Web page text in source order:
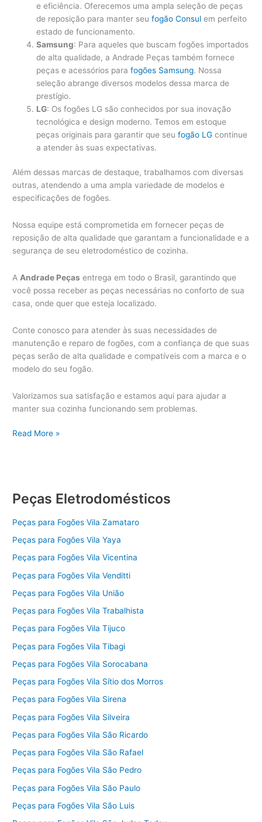
e eficiência. Oferecemos uma ampla seleção de peças
de reposição para manter seufogão Consul em perfeito
estado de funcionamento.
Samsung: Para aqueles que buscam fogões importados
de alta qualidade, a Andrade Peças também fornece
peças e acessórios parafogões Samsung. Nossa
seleção abrange diversos modelos dessa marca de
prestígio.
LG: Os fogões LG são conhecidos por sua inovação
tecnológica e design moderno. Temos em estoque
peças originais para garantir que seufogão LG continue
a atender às suas expectativas.
Além dessas marcas de destaque, trabalhamos com diversas
outras, atendendo a uma ampla variedade de modelos e
especificações de fogões.
Nossa equipe está comprometida em fornecer peças de
reposição de alta qualidade que garantam a funcionalidade e a
segurança de seu eletrodoméstico de cozinha.
A Andrade Peças entrega em todo o Brasil, garantindo que
você possa receber as peças necessárias no conforto de sua
casa, onde quer que esteja localizado.
Conte conosco para atender às suas necessidades de
manutenção e reparo de fogões, com a confiança de que suas
peças serão de alta qualidade e compatíveis com a marca e o
modelo do seu fogão.
Valorizamos sua satisfação e estamos aqui para ajudar a
manter sua cozinha funcionando sem problemas.
Peças
Read More »
Peças Eletrodomésticos
Peças para Fogões Vila Zamataro
Peças para Fogões Vila Yaya
Peças para Fogões Vila Vicentina
Peças para Fogões Vila Venditti
Peças para Fogões Vila União
Peças para Fogões Vila Trabalhista
Peças para Fogões Vila Tijuco
Peças para Fogões Vila Tibagi
Peças para Fogões Vila Sorocabana
Peças para Fogões Vila Sítio dos Morros
Peças para Fogões Vila Sirena
Peças para Fogões Vila Silveira
Peças para Fogões Vila São Ricardo
Peças para Fogões Vila São Rafael
Peças para Fogões Vila São Pedro
Peças para Fogões Vila São Paulo
Peças para Fogões Vila São Luis